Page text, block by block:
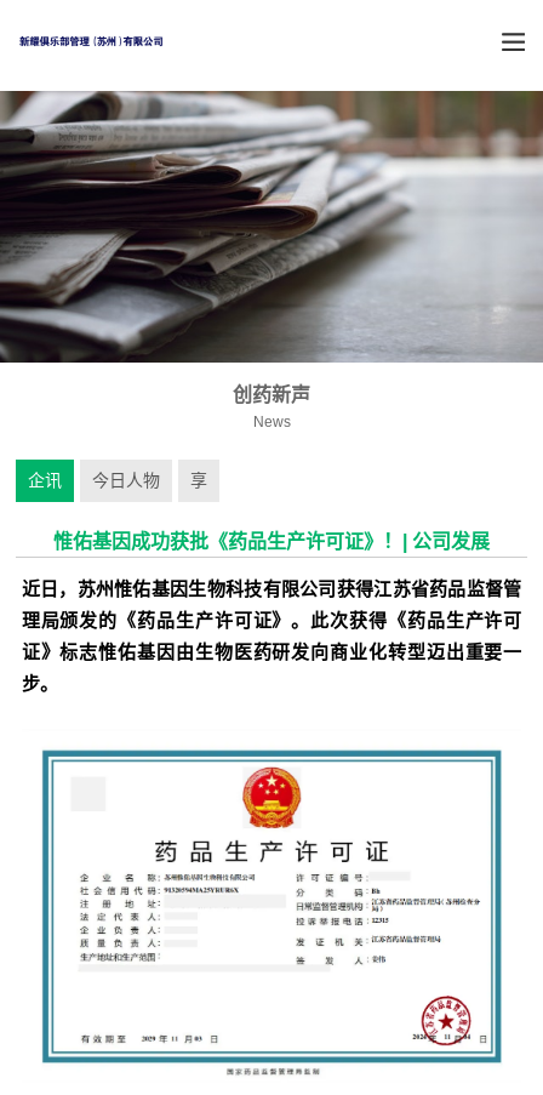
创药新声
News
企讯 今日人物 享
惟佑基因成功获批《药品生产许可证》！| 公司发展
近日，苏州惟佑基因生物科技有限公司获得江苏省药品监督管
理局颁发的《药品生产许可证》。此次获得《药品生产许可
证》标志惟佑基因由生物医药研发向商业化转型迈出重要一
步。